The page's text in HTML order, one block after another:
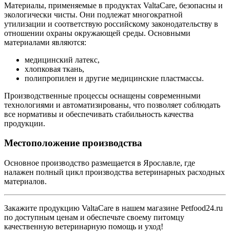
Материалы, применяемые в продуктах ValtaCare, безопасны и
экологически чисты. Они подлежат многократной
утилизации и соответствую российскому законодательству в
отношении охраны окружающей среды. Основными
материалами являются:
медицинский латекс,
хлопковая ткань,
полипропилен и другие медицинские пластмассы.
Производственные процессы оснащены современными
технологиями и автоматизированы, что позволяет соблюдать
все нормативы и обеспечивать стабильность качества
продукции.
Местоположение производства
Основное производство размещается в Ярославле, где
налажен полный цикл производства ветеринарных расходных
материалов.
Закажите продукцию ValtaCare в нашем магазине Petfood24.ru
по доступным ценам и обеспечьте своему питомцу
качественную ветеринарную помощь и уход!